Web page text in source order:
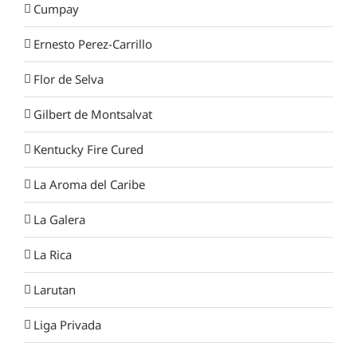
Cumpay
Ernesto Perez-Carrillo
Flor de Selva
Gilbert de Montsalvat
Kentucky Fire Cured
La Aroma del Caribe
La Galera
La Rica
Larutan
Liga Privada